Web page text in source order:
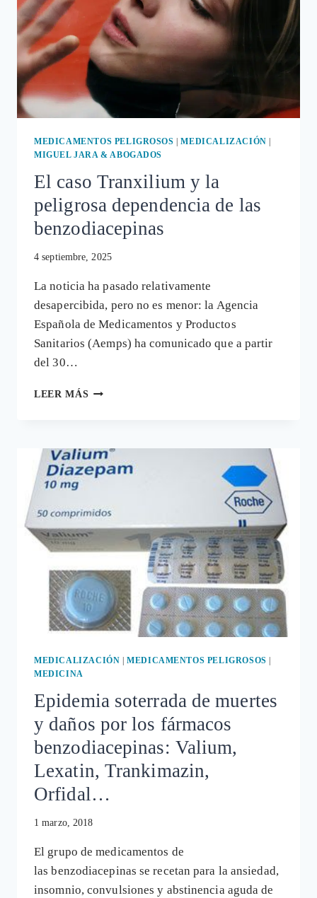
MEDICAMENTOS PELIGROSOS |MEDICALIZACIÓN |
MIGUEL JARA & ABOGADOS
El caso Tranxilium y la
peligrosa dependencia de las
benzodiacepinas
4 septiembre, 2025
La noticia ha pasado relativamente
desapercibida, pero no es menor: la Agencia
Española de Medicamentos y Productos
Sanitarios (Aemps) ha comunicado que a partir
del 30…
LEER MÁS EL
LA
PELIGROSA
DEPENDENCIA
LAS
BENZODIACEPINAS
MEDICALIZACIÓN |MEDICAMENTOS PELIGROSOS |
MEDICINA
Epidemia soterrada de muertes
y daños por los fármacos
benzodiacepinas: Valium,
Lexatin, Trankimazin,
Orfidal…
1 marzo, 2018
El grupo de medicamentos de
las benzodiacepinas se recetan para la ansiedad,
insomnio, convulsiones y abstinencia aguda de